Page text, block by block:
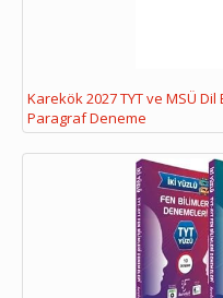
Karekök 2027 TYT ve MSÜ Dil
Paragraf Deneme